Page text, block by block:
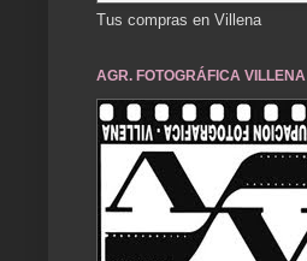
Tus compras en Villena
AGR. FOTOGRÁFICA VILLENA